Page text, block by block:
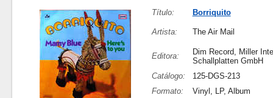
Título: Borriquito
Artista: The Air Mail
Editora:
Dim Record, Miller
Schallplatten GmbH
Catálogo:
125-DGS-213
Formato:
Vinyl, LP, Album